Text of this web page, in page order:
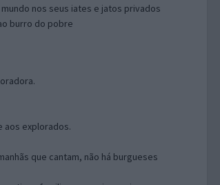
nos seus iates e jatos privados
burro do pobre
aos explorados.
que cantam, não há burgueses